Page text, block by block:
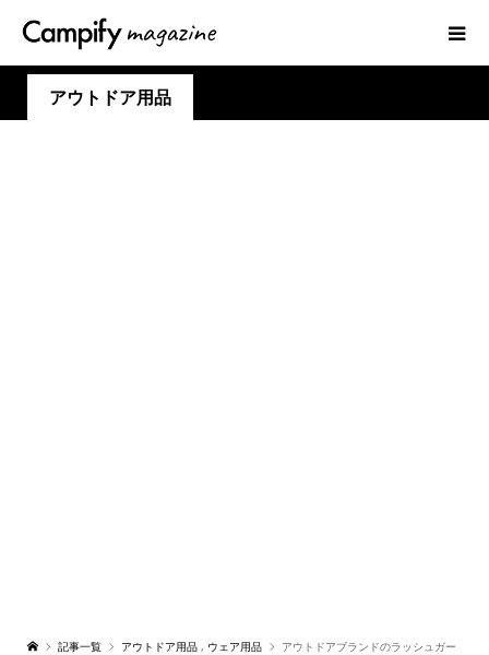
アウトドア用品
記事一覧 アウトドア用品 , ウェア用品
アウトドアブランドのラッシュガー